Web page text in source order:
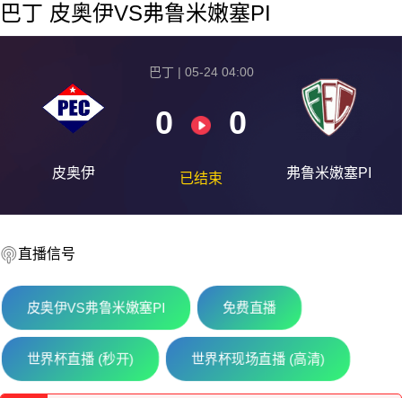
巴丁 皮奥伊VS弗鲁米嫩塞PI
皮奥伊
巴丁 | 05-24 04:00
0 0
已结束 弗鲁米嫩塞PI
直播信号
皮奥伊VS弗鲁米嫩塞PI 免费直播
世界杯直播 (秒开) 世界杯现场直播 (高清)
08-12 【俄杯】 佩夏诺科普斯科耶海鸥VS伊兹别尔巴什石油
08-12 【俄杯】 莫斯科切尔塔诺沃VS赤塔足球学校